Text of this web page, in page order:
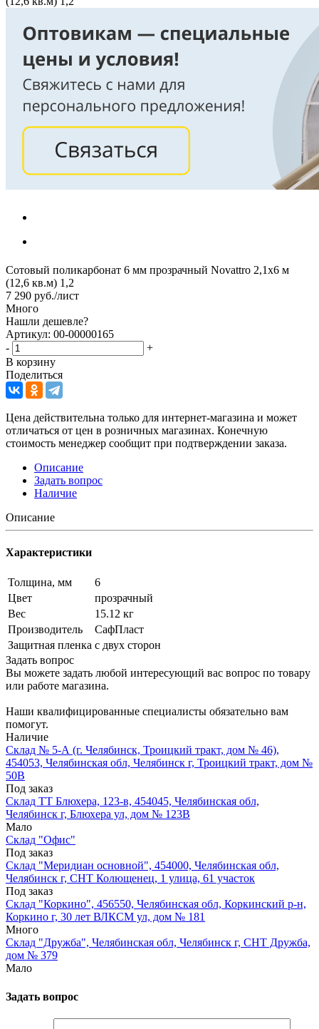
Сотовый поликарбонат 6 мм прозрачный Novattro 2,1х6 м
(12,6 кв.м) 1,2
7 290 руб./лист
Много
Нашли дешевле?
Артикул: 00-00000165
-
+
В корзину
Поделиться
Цена действительна только для интернет-магазина и может
отличаться от цен в розничных магазинах. Конечную
стоимость менеджер сообщит при подтверждении заказа.
Описание
Задать вопрос
Наличие
Описание
Характеристики
Толщина, мм
6
Цвет
прозрачный
Вес
15.12 кг
Производитель
СафПласт
Защитная пленка с двух сторон
Задать вопрос
Вы можете задать любой интересующий вас вопрос по товару
или работе магазина.
Наши квалифицированные специалисты обязательно вам
помогут.
Наличие
Склад № 5-А (г. Челябинск, Троицкий тракт, дом № 46),
454053, Челябинская обл, Челябинск г, Троицкий тракт, дом №
50В
Под заказ
Склад ТТ Блюхера, 123-в, 454045, Челябинская обл,
Челябинск г, Блюхера ул, дом № 123В
Мало
Склад "Офис"
Под заказ
Склад "Меридиан основной", 454000, Челябинская обл,
Челябинск г, СНТ Колющенец, 1 улица, 61 участок
Под заказ
Склад "Коркино", 456550, Челябинская обл, Коркинский р-н,
Коркино г, 30 лет ВЛКСМ ул, дом № 181
Много
Склад "Дружба", Челябинская обл, Челябинск г, СНТ Дружба,
дом № 379
Мало
Задать вопрос